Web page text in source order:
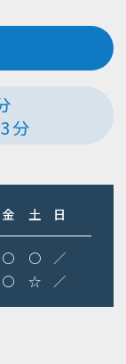
行う
治療費用
います。
分
金 土 日
〇 〇
／
〇 ☆ ／